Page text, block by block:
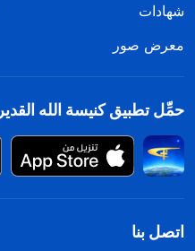
شهادات
معرض صور
حمِّل تطبيق كنيسة الله القدير
اتصل بنا